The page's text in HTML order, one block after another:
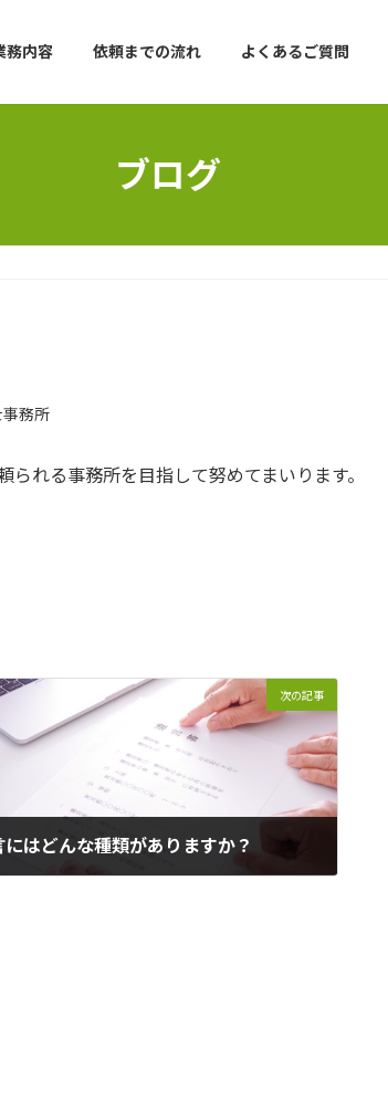
務内容 依頼までの流れ よくあるご質問
ブログ
務所
れる事務所を目指して努めてまいります。
次の記事
にはどんな種類がありますか？